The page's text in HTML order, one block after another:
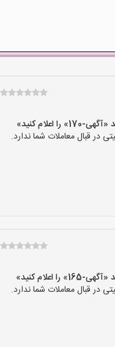
کنید»
قبال معاملات شما ندارد.
کنید»
قبال معاملات شما ندارد.